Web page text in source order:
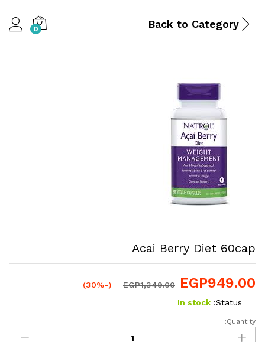
Back to Category
0
Acai Berry Diet 60cap
EGP949.00
EGP1,349.00
(-30%)
Status:
In stock
Acai
Berry
Quantity: